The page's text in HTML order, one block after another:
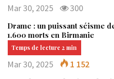
Mar 30, 2025 300
Drame : un puissant séisme
1.600 morts en Birmanie
Mar 30, 2025 1 152